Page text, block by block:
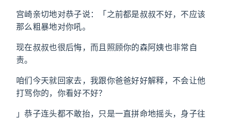
宫崎亲切地对恭子说：「之前都是叔叔不好，不应该
那么粗暴地对你吼。
现在叔叔也很后悔，而且照顾你的森阿姨也非常自
责。
咱们今天就回家去，我跟你爸爸好好解释，不会让他
打骂你的，你看好不好？
」恭子连头都不敢抬，只是一直拼命地摇头，身子往